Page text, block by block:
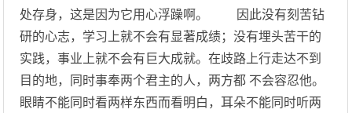
处存身，这是因为它用心浮躁啊。 因此没有刻苦钻
研的心志，学习上就不会有显著成绩；没有埋头苦干的
实践，事业上就不会有巨大成就。在歧路上行走达不到
目的地，同时事奉两个君主的人，两方都 不会容忍他。
眼睛不能同时看两样东西而看明白，耳朵不能同时听两